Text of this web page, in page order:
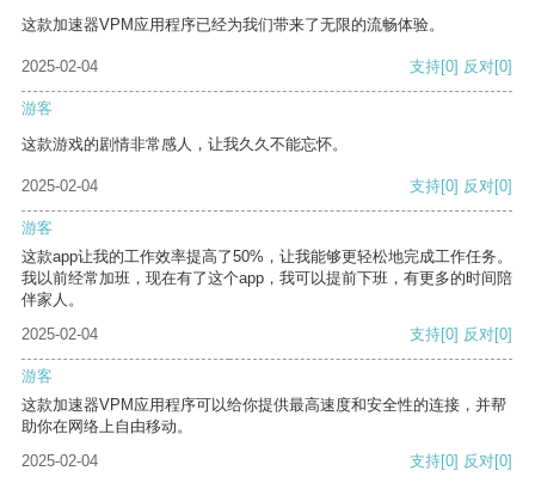
这款加速器VPM应用程序已经为我们带来了无限的流畅体验。
2025-02-04 支持[0] 反对[0]
游客
这款游戏的剧情非常感人，让我久久不能忘怀。
2025-02-04 支持[0] 反对[0]
游客
这款app让我的工作效率提高了50%，让我能够更轻松地完成工作任务。
我以前经常加班，现在有了这个app，我可以提前下班，有更多的时间陪
伴家人。
2025-02-04
支持[0] 反对[0]
游客
这款加速器VPM应用程序可以给你提供最高速度和安全性的连接，并帮
助你在网络上自由移动。
2025-02-04
支持[0] 反对[0]